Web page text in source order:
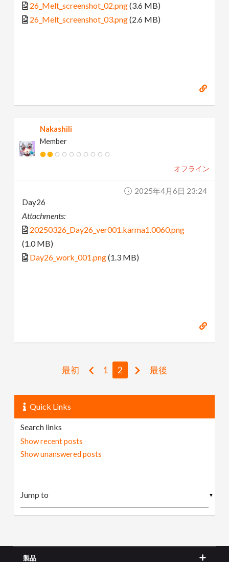
26_Melt_screenshot_02.png(3.6 MB)
26_Melt_screenshot_03.png(2.6 MB)
Nakashili
Member
オフライン
2025年4月6日 23:24
Day26
Attachments:
20250326_Day26_ver001.karma1.0060.png
(1.0 MB)
Day26_work_001.png(1.3 MB)
最初 1 2 最後
Quick Links
Search links
Show recent posts
Show unanswered posts
▼
製品